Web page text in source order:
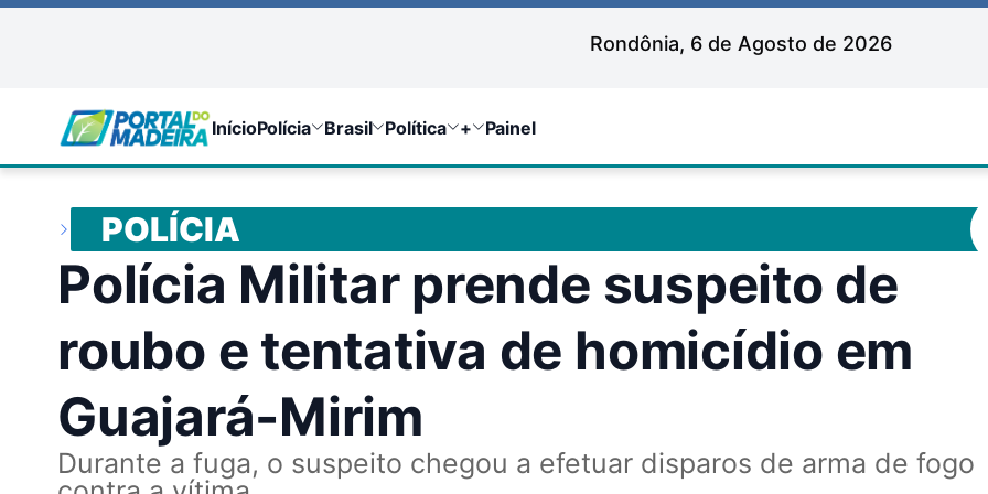
Rondônia, 6 de Agosto de 2026
InícioPolícia Brasil Política + Painel
POLÍCIA
Polícia Militar prende suspeito de
roubo e tentativa de homicídio em
Guajará-Mirim
Durante a fuga, o suspeito chegou a efetuar disparos de arma de fogo